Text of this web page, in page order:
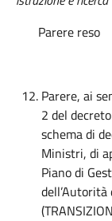
Parere reso
Parere, ai
2 del
schema di
Ministri, di
Piano di